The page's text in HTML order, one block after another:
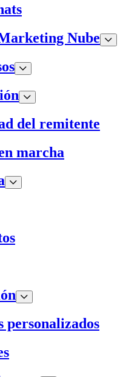
Nube
del remitente
marcha
personalizados